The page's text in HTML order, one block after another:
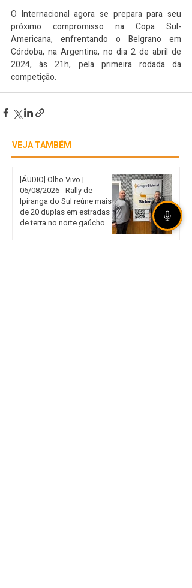
O Internacional agora se prepara para seu
próximo compromisso na Copa Sul-
Americana, enfrentando o Belgrano em
Córdoba, na Argentina, no dia 2 de abril de
2024, às 21h, pela primeira rodada da
competição.
VEJA TAMBÉM
[ÁUDIO] Olho Vivo |
06/08/2026 - Rally de
Ipiranga do Sul reúne mais
de 20 duplas em estradas
de terra no norte gaúcho